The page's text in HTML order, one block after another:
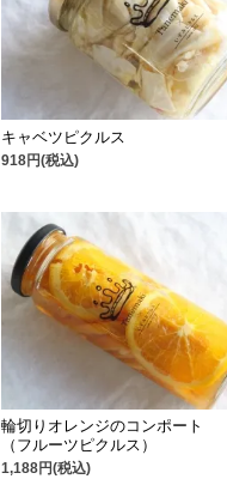
キャベツピクルス
918円(税込)
輪切りオレンジのコンポート
（フルーツピクルス）
1,188円(税込)